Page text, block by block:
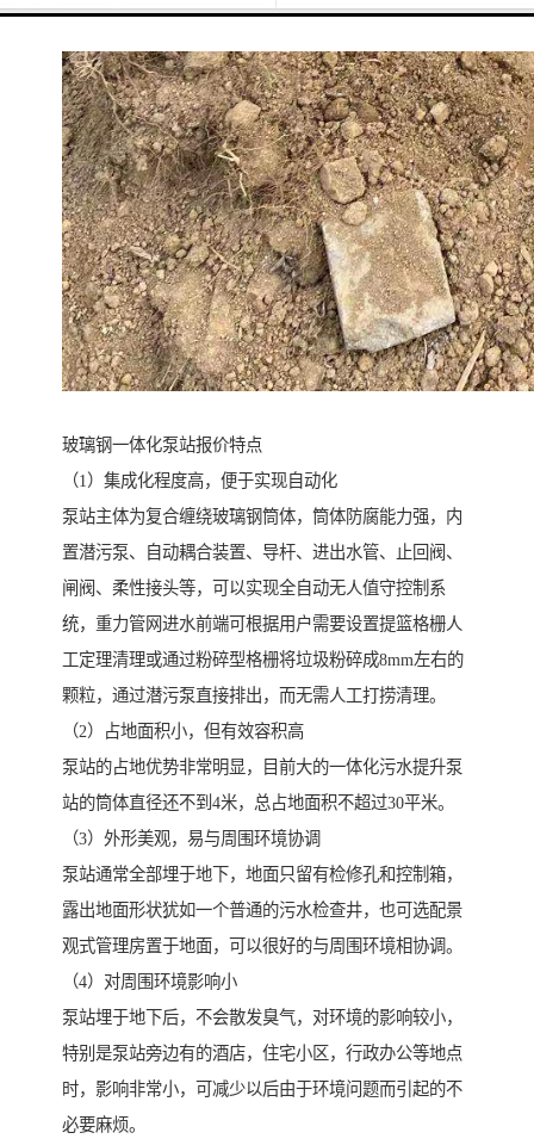
玻璃钢一体化泵站报价特点
（1）集成化程度高，便于实现自动化
泵站主体为复合缠绕玻璃钢筒体，筒体防腐能力强，内
置潜污泵、自动耦合装置、导杆、进出水管、止回阀、
闸阀、柔性接头等，可以实现全自动无人值守控制系
统，重力管网进水前端可根据用户需要设置提篮格栅人
工定理清理或通过粉碎型格栅将垃圾粉碎成8mm左右的
颗粒，通过潜污泵直接排出，而无需人工打捞清理。
（2）占地面积小，但有效容积高
泵站的占地优势非常明显，目前大的一体化污水提升泵
站的筒体直径还不到4米，总占地面积不超过30平米。
（3）外形美观，易与周围环境协调
泵站通常全部埋于地下，地面只留有检修孔和控制箱，
露出地面形状犹如一个普通的污水检查井，也可选配景
观式管理房置于地面，可以很好的与周围环境相协调。
（4）对周围环境影响小
泵站埋于地下后，不会散发臭气，对环境的影响较小，
特别是泵站旁边有的酒店，住宅小区，行政办公等地点
时，影响非常小，可减少以后由于环境问题而引起的不
必要麻烦。